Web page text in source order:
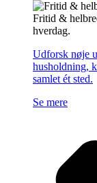
Fritid &
hverdag.
Udforsk nøje
husholdning,
samlet ét sted.
Se mere